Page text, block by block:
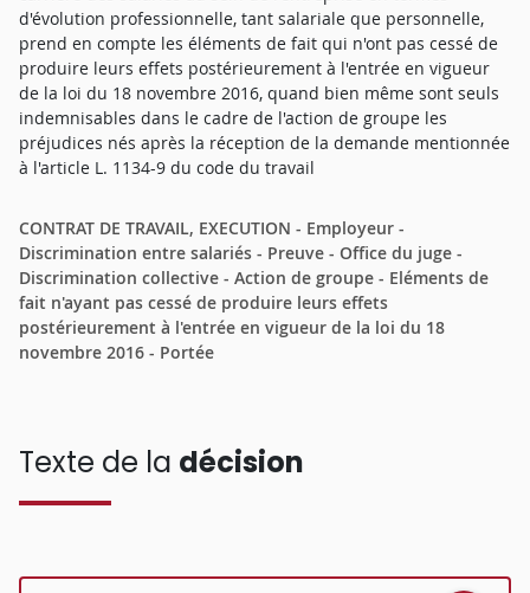
d'évolution professionnelle, tant salariale que personnelle,
prend en compte les éléments de fait qui n'ont pas cessé de
produire leurs effets postérieurement à l'entrée en vigueur
de la loi du 18 novembre 2016, quand bien même sont seuls
indemnisables dans le cadre de l'action de groupe les
préjudices nés après la réception de la demande mentionnée
à l'article L. 1134-9 du code du travail
CONTRAT DE TRAVAIL, EXECUTION - Employeur -
Discrimination entre salariés - Preuve - Office du juge -
Discrimination collective - Action de groupe - Eléments de
fait n'ayant pas cessé de produire leurs effets
postérieurement à l'entrée en vigueur de la loi du 18
novembre 2016 - Portée
Texte de la décision